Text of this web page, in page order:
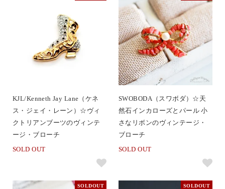
KJL/Kenneth Jay Lane（ケネ
ス・ジェイ・レーン）☆ヴィ
クトリアンブーツのヴィンテ
ージ・ブローチ
SOLD OUT
SWOBODA（スワボダ）☆天
然石インカローズとパール 小
さなリボンのヴィンテージ・
ブローチ
SOLD OUT
SOLDOUT SOLDOUT